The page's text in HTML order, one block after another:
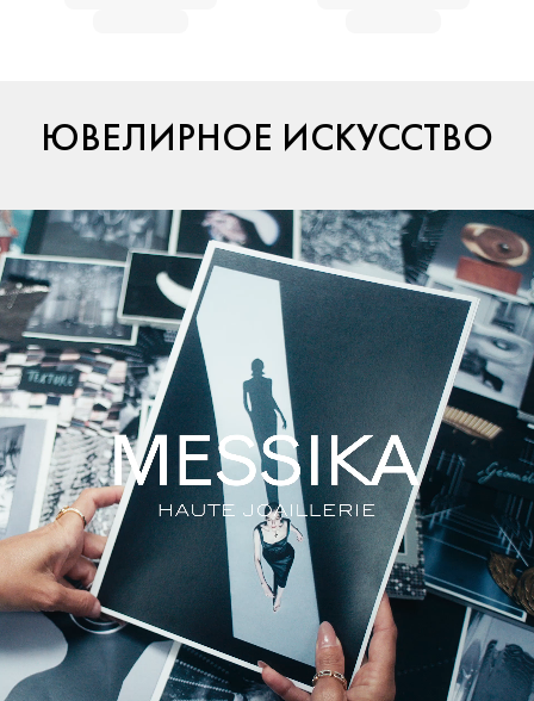
ЮВЕЛИРНОЕ ИСКУССТВО